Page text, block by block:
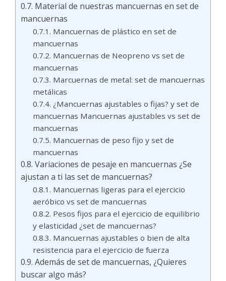
Material de nuestras mancuernas en set de
mancuernas
Mancuernas de plástico en set de
mancuernas
Mancuernas de Neopreno vs set de
mancuernas
Marcuernas de metal: set de mancuernas
metálicas
¿Mancuernas ajustables o fijas? y set de
mancuernas Mancuernas ajustables vs set de
mancuernas
Mancuernas de peso fijo y set de
mancuernas
Variaciones de pesaje en mancuernas ¿Se
ajustan a ti las set de mancuernas?
Mancuernas ligeras para el ejercicio
aeróbico vs set de mancuernas
Pesos fijos para el ejercicio de equilibrio
y elasticidad ¿set de mancuernas?
Mancuernas ajustables o bien de alta
resistencia para el ejercicio de fuerza
Además de set de mancuernas, ¿Quieres
buscar algo más?